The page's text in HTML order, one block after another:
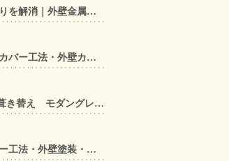
【東大阪市】アルミ笠木手すり・サッシからの雨漏りを解消｜外壁金属サイディングカバー工法
【奈良県大和郡山市】太陽光パネル脱着を伴う屋根カバー工法・外壁カバー工法・外壁塗装工事｜スーパーガルテクト施工事例
【兵庫県宝塚市】セメント瓦からROOGA雅へ屋根葺き替え モダングレーで軽量化・外壁塗装も同時施工
【大阪府寝屋川市】スーパーガルテクトで屋根カバー工法・外壁塗装・雨樋工事｜住まいをトータルリフォームした施工事例